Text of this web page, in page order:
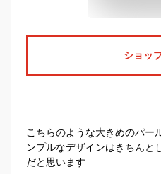
ショッ
こちらのような大きめのパー
ンプルなデザインはきちんと
だと思います